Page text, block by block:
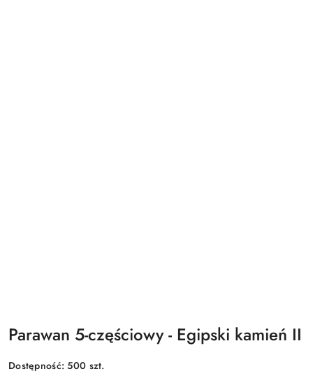
Parawan 5-częściowy - Egipski kamień II
Dostępność:500 szt.